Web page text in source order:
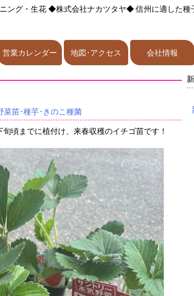
ング・生花◆株式会社ナカツタヤ◆信州に適した種
営業カレンダー 地図･アクセス 会社情報
菜苗･種芋･きのこ種菌
頃までに植付け、来春収穫のイチゴ苗です！